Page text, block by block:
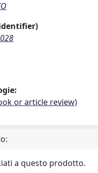
identifier)
or article review)
a questo prodotto.